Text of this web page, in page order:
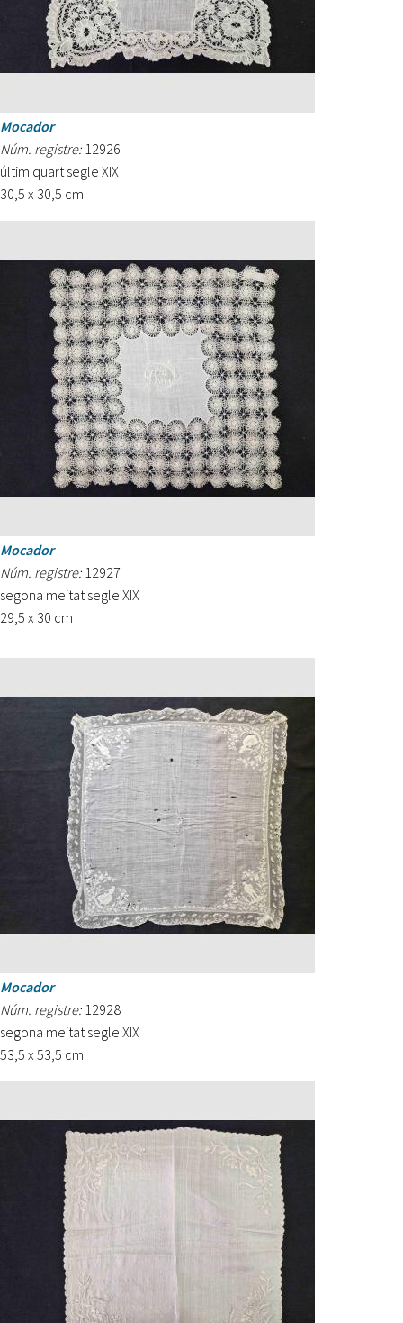
Mocador
Núm. registre: 12926
últim quart segle XIX
30,5 x 30,5 cm
Mocador
Núm. registre: 12927
segona meitat segle XIX
29,5 x 30 cm
Mocador
Núm. registre: 12928
segona meitat segle XIX
53,5 x 53,5 cm